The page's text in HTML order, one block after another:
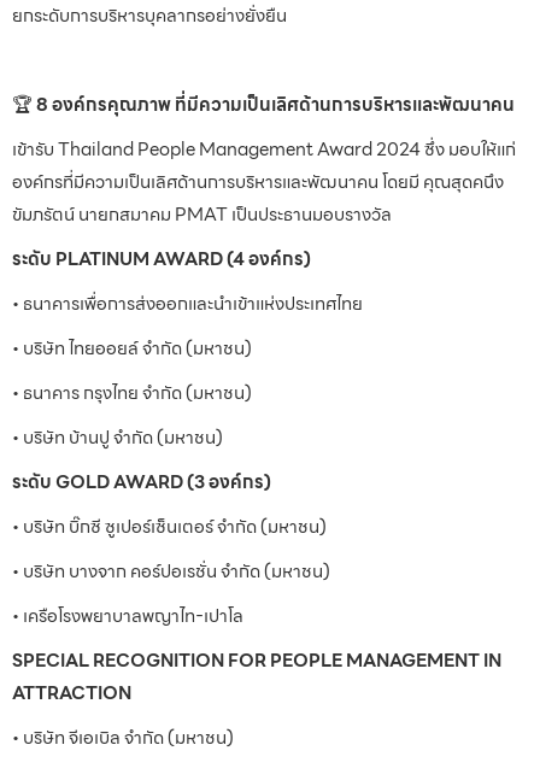
ยกระดับการบริหารบุคลากรอย่างยั่งยืน
🏆8 องค์กรคุณภาพ ที่มีความเป็นเลิศด้านการบริหารและพัฒนาคน
เข้ารับ Thailand People Management Award 2024 ซึ่ง มอบให้แก่
องค์กรที่มีความเป็นเลิศด้านการบริหารและพัฒนาคน โดยมี คุณสุดคนึง
ขัมภรัตน์ นายกสมาคม PMAT เป็นประธานมอบรางวัล
ระดับ PLATINUM AWARD (4 องค์กร)
• ธนาคารเพื่อการส่งออกและนำเข้าแห่งประเทศไทย
• บริษัท ไทยออยล์ จำกัด (มหาชน)
• ธนาคาร กรุงไทย จำกัด (มหาชน)
• บริษัท บ้านปู จำกัด (มหาชน)
ระดับ GOLD AWARD (3 องค์กร)
• บริษัท บิ๊กซี ซูเปอร์เซ็นเตอร์ จำกัด (มหาชน)
• บริษัท บางจาก คอร์ปอเรชั่น จำกัด (มหาชน)
• เครือโรงพยาบาลพญาไท-เปาโล
SPECIAL RECOGNITION FOR PEOPLE MANAGEMENT IN
ATTRACTION
• บริษัท จีเอเบิล จำกัด (มหาชน)